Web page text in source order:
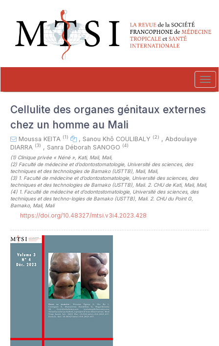
##plugins.themes.novelty.accessible_menu.main_navigation##
##plugins.themes.novelty.accessible_menu.main_content##
##plugins.themes.novelty.accessible_menu.sidebar##
Cellulite des organes génitaux externes
chez un homme au Mali
Moussa KEITA (1) , Sanou Khô COULIBALY (2) , Abdoulaye
DIARRA (3) , Sanra Déborah SANOGO (4)
(1) Clinique privée « Néné », Kati, Mali, Mali,
(2) Faculté de médecine et d’odontostomatologie, Université des sciences, des
techniques et des technologies de Bamako (USTTB), Mali, Mali,
(3) 1. Faculté de médecine et d’odontostomatologie, Université des sciences, des
techniques et des technologies de Bamako (USTTB), Mali. 2. CHU de Kati, Mali, Mali,
(4) 1. Faculté de médecine et d’odontostomatologie, Université des sciences, des
techniques et des techno-logies de Bamako (USTTB), Mali. 2. CHU du Point G,
Bamako, Mali, Mali
https://doi.org/10.48327/mtsi.v3i4.2023.428